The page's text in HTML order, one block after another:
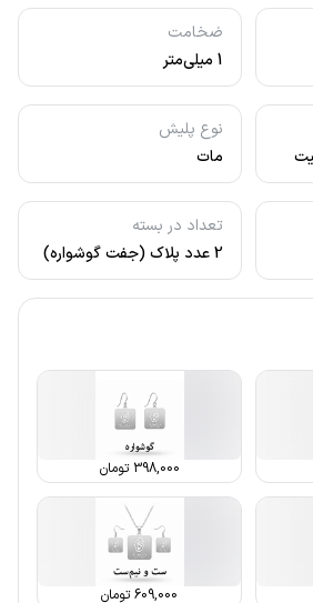
ضخامت
1 میلی‌متر
نوع پلیش
مات
تعداد در بسته
2 عدد پلاک (جفت گوشواره)
398,000 تومان
609,000تومان